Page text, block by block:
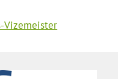
Vizemeister